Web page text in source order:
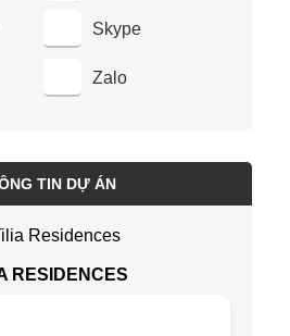
Skype
Zalo
TIN DỰ ÁN
RESIDENCES